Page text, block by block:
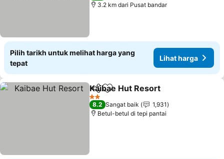
3.2 km dari Pusat bandar
Pilih tarikh untuk melihat harga yang
tepat
Lihat harga
KongsiTambah ke favorit
Kaibae Hut Resort
2 Bintang
8.2 Sangat baik
1,931
Betul-betul di tepi pantai